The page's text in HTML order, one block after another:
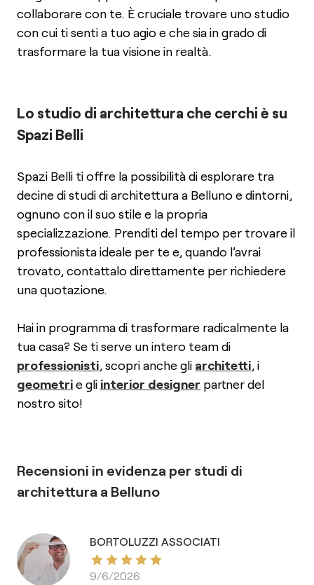
collaborare con te. È cruciale trovare uno studio
con cui ti senti a tuo agio e che sia in grado di
trasformare la tua visione in realtà.
Lo studio di architettura che cerchi è su
Spazi Belli
Spazi Belli ti offre la possibilità di esplorare tra
decine di studi di architettura a Belluno e dintorni,
ognuno con il suo stile e la propria
specializzazione. Prenditi del tempo per trovare il
professionista ideale per te e, quando l’avrai
trovato, contattalo direttamente per richiedere
una quotazione.
Hai in programma di trasformare radicalmente la
tua casa? Se ti serve un intero team di
professionisti, scopri anche gli architetti, i
geometrie gli interior designer partner del
nostro sito!
Recensioni in evidenza per studi di
architettura a Belluno
BORTOLUZZI ASSOCIATI
9/6/2026